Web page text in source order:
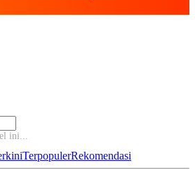
TerpopulerRekomendasi